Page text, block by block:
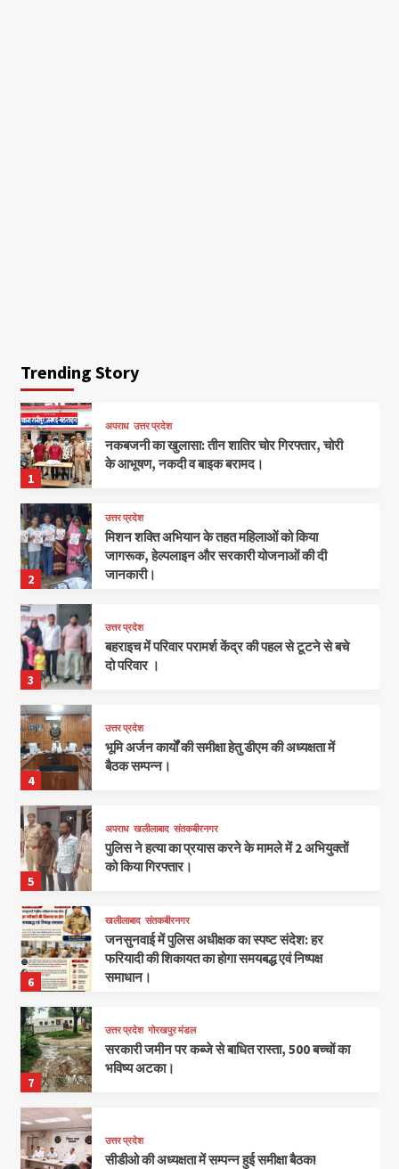
Trending Story
1
अपराध उत्तर प्रदेश
नकबजनी का खुलासा: तीन शातिर चोर गिरफ्तार, चोरी
के आभूषण, नकदी व बाइक बरामद।
2
उत्तर प्रदेश
मिशन शक्ति अभियान के तहत महिलाओं को किया
जागरूक, हेल्पलाइन और सरकारी योजनाओं की दी
जानकारी।
3
उत्तर प्रदेश
बहराइच में परिवार परामर्श केंद्र की पहल से टूटने से बचे
दो परिवार ।
4
उत्तर प्रदेश
भूमि अर्जन कार्यों की समीक्षा हेतु डीएम की अध्यक्षता में
बैठक सम्पन्न।
5
अपराध खलीलाबाद संतकबीरनगर
पुलिस ने हत्या का प्रयास करने के मामले में 2 अभियुक्तों
को किया गिरफ्तार।
6
खलीलाबाद संतकबीरनगर
जनसुनवाई में पुलिस अधीक्षक का स्पष्ट संदेश: हर
फरियादी की शिकायत का होगा समयबद्ध एवं निष्पक्ष
समाधान।
7
उत्तर प्रदेश गोरखपुर मंडल
सरकारी जमीन पर कब्जे से बाधित रास्ता, 500 बच्चों का
भविष्य अटका।
उत्तर प्रदेश
सीडीओ की अध्यक्षता में सम्पन्न हुई समीक्षा बैठक!